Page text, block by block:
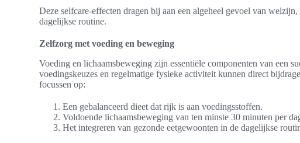
Deze selfcare-effecten dragen bij aan een algeheel gevoel van
dagelijkse routine.
Zelfzorg met voeding en beweging
Voeding en lichaamsbeweging zijn essentiële componenten van een
voedingskeuzes en regelmatige fysieke activiteit kunnen direct
focussen op:
Een gebalanceerd dieet dat rijk is aan voedingsstoffen.
Voldoende lichaamsbeweging van ten minste 30 minuten per
Het integreren van gezonde eetgewoonten in de dagelijkse